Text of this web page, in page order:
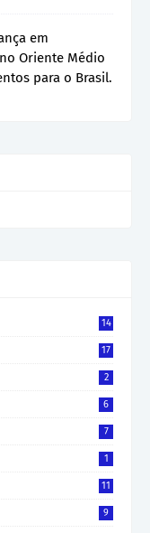
em
Oriente Médio
para o Brasil.
14
17
2
6
7
1
11
9